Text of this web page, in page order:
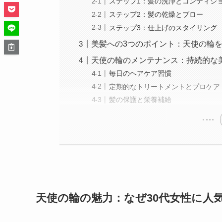
ステップ2：髪の乾燥とブロー
ステップ3：仕上げのスタイリング
美髪への3つのポイント：天使の輪
天使の輪のメンテナンス：持続的な
毎日のヘアケア習慣
定期的なトリートメントとプロケア
髪の保護と栄養補給
天使の輪の魅力：なぜ30代女性に人